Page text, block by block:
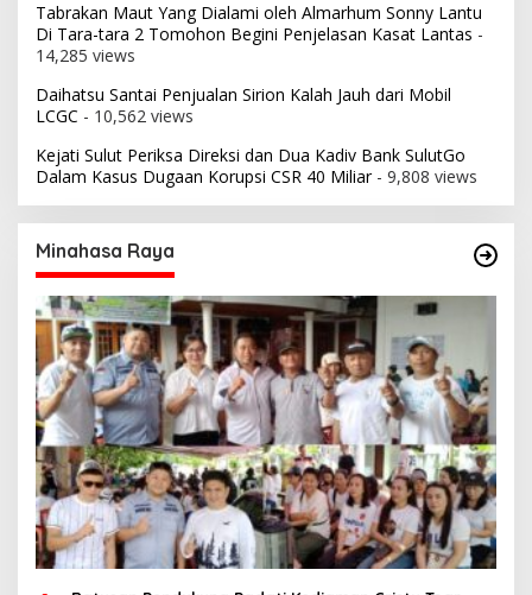
Tabrakan Maut Yang Dialami oleh Almarhum Sonny Lantu
Di Tara-tara 2 Tomohon Begini Penjelasan Kasat Lantas -
14,285 views
Daihatsu Santai Penjualan Sirion Kalah Jauh dari Mobil
LCGC - 10,562 views
Kejati Sulut Periksa Direksi dan Dua Kadiv Bank SulutGo
Dalam Kasus Dugaan Korupsi CSR 40 Miliar- 9,808 views
Minahasa Raya